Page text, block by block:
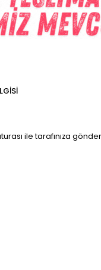
ile tarafınıza